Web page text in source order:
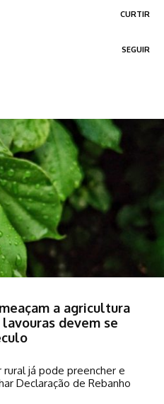
CURTIR
SEGUIR
a agricultura
devem se
rural já pode preencher e
Declaração de Rebanho